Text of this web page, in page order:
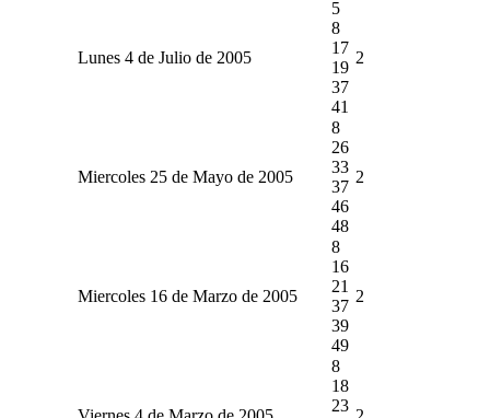
Lunes 4 de Julio de 2005
5
8
17
19
37
41
2
Miercoles 25 de Mayo de 2005
8
26
33
37
46
48
2
Miercoles 16 de Marzo de 2005
8
16
21
37
39
49
2
8
18
23